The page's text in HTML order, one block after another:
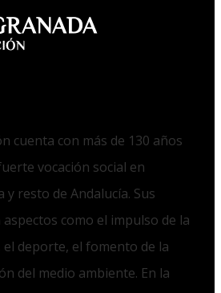
cuenta con más de 130 años
vocación social en
y resto de Andalucía. Sus
como el impulso de la
el deporte, el fomento de la
del medio ambiente. En la